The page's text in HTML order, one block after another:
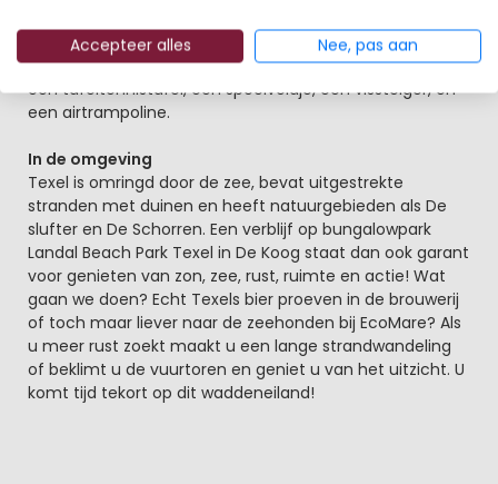
voor kinderen. Zo is er een speeltuin met diverse klim-
en klautertoestellen, schommels, zandbak en wipwap,
een tafeltennistafel, een speelveldje, een vissteiger, en
een airtrampoline.
In de omgeving
Texel is omringd door de zee, bevat uitgestrekte
stranden met duinen en heeft natuurgebieden als De
slufter en De Schorren. Een verblijf op bungalowpark
Landal Beach Park Texel in De Koog staat dan ook garant
voor genieten van zon, zee, rust, ruimte en actie! Wat
gaan we doen? Echt Texels bier proeven in de brouwerij
of toch maar liever naar de zeehonden bij EcoMare? Als
u meer rust zoekt maakt u een lange strandwandeling
of beklimt u de vuurtoren en geniet u van het uitzicht. U
komt tijd tekort op dit waddeneiland!
Accepteer alles Nee, pas aan